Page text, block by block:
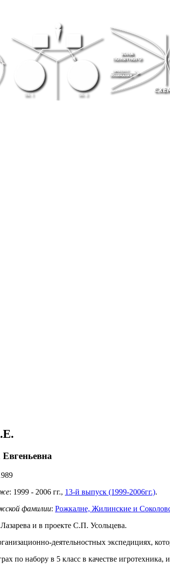
: 1999 - 2006 гг., 13-й выпуск (1999-2006гг.).
фамилии: Рожкалне, Жилинские и
и в проекте С.П. Усольцева.
деятельностных экспедициях,
по набору в 5 класс в качестве игротехника,